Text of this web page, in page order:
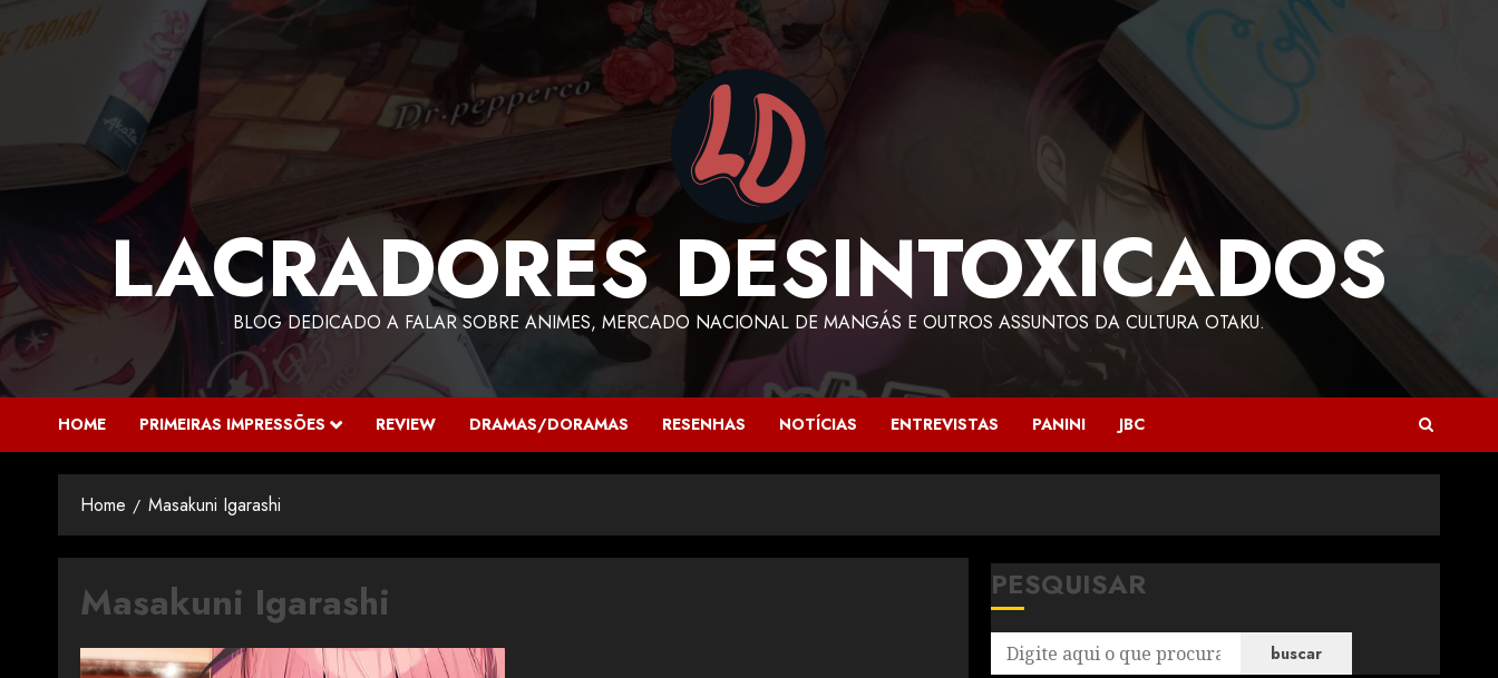
LACRADORES DESINTOXICADOS
BLOG DEDICADO A FALAR SOBRE ANIMES, MERCADO NACIONAL DE MANGÁS E OUTROS ASSUNTOS DA CULTURA OTAKU.
HOME PRIMEIRAS IMPRESSÕES REVIEW DRAMAS/DORAMAS RESENHAS NOTÍCIAS ENTREVISTAS PANINI JBC
Home Masakuni Igarashi
Masakuni Igarashi PESQUISAR
buscar